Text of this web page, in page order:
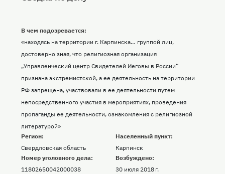
Регион:
Свердловская область
Населенный пункт:
Карпинск
В чем подозревается:
«находясь на территории г. Карпинска… группой лиц,
достоверно зная, что религиозная организация
„Управленческий центр Свидетелей Иеговы в России“
признана экстремистской, а ее деятельность на территории
РФ запрещена, участвовали в ее деятельности путем
непосредственного участия в мероприятиях, проведения
пропаганды ее деятельности, ознакомления с религиозной
литературой»
Номер уголовного дела:
11802650042000038
Возбуждено:
30 июля 2018 г.